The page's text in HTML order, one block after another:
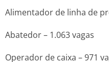
Alimentador de linha de
Abatedor – 1.063 vagas
Operador de caixa – 971